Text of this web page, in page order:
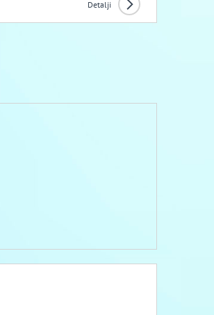
Detalji